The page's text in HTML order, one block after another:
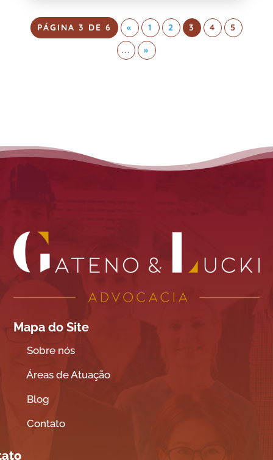
PÁGINA 3 DE 6 « 1 2 3 4 5
... »
Mapa do Site
Sobre nós
Áreas de Atuação
Blog
Contato